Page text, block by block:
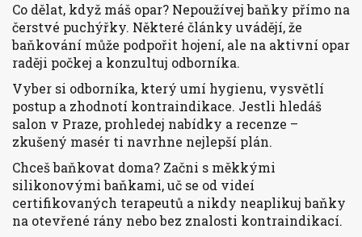
Co dělat, když máš opar? Nepoužívej baňky přímo na
čerstvé puchýřky. Některé články uvádějí, že
baňkování může podpořit hojení, ale na aktivní opar
raději počkej a konzultuj odborníka.
Vyber si odborníka, který umí hygienu, vysvětlí
postup a zhodnotí kontraindikace. Jestli hledáš
salon v Praze, prohledej nabídky a recenze –
zkušený masér ti navrhne nejlepší plán.
Chceš baňkovat doma? Začni s měkkými
silikonovými baňkami, uč se od videí
certifikovaných terapeutů a nikdy neaplikuj baňky
na otevřené rány nebo bez znalosti kontraindikací.